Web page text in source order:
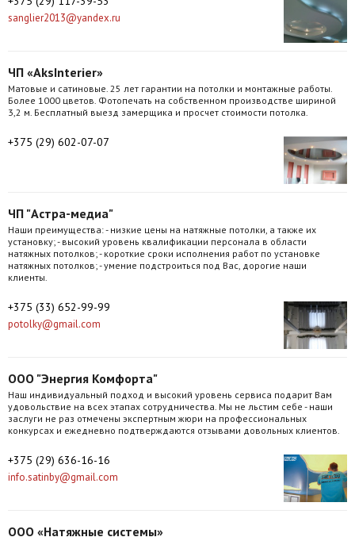
sanglier2013@yandex.ru
ЧП «AksInterier»
Матовые и сатиновые. 25 лет гарантии на потолки и монтажные работы.
Более 1000 цветов. Фотопечать на собственном производстве шириной
3,2 м. Бесплатный выезд замерщика и просчет стоимости потолка.
+375 (29) 602-07-07
ЧП "Астра-медиа"
Наши преимущества: - низкие цены на натяжные потолки, а также их
установку; - высокий уровень квалификации персонала в области
натяжных потолков; - короткие сроки исполнения работ по установке
натяжных потолков; - умение подстроиться под Вас, дорогие наши
клиенты.
+375 (33) 652-99-99
potolky@gmail.com
ООО "Энергия Комфорта"
Наш индивидуальный подход и высокий уровень сервиса подарит Вам
удовольствие на всех этапах сотрудничества. Мы не льстим себе - наши
заслуги не раз отмечены экспертным жюри на профессиональных
конкурсах и ежедневно подтверждаются отзывами довольных клиентов.
+375 (29) 636-16-16
info.satinby@gmail.com
ООО «Натяжные системы»